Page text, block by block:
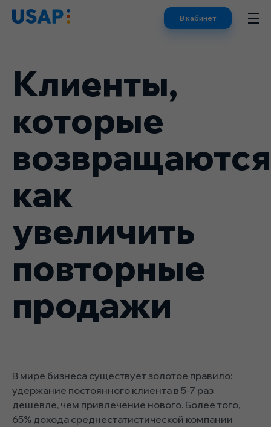
Skip
В кабинет
Клиенты,
которые
как
увеличить
повторные
продажи
В мире бизнеса существует золотое правило:
удержание постоянного клиента в 5-7 раз
дешевле, чем привлечение нового. Более того,
65% дохода среднестатистической компании